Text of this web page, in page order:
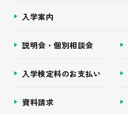
入学案内
説明会・個別相談会
入学検定料のお支払い
資料請求